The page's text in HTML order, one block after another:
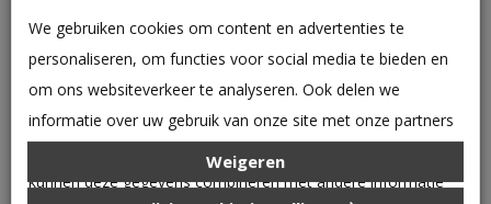
0 product(en) - €0,00
CATEGORIEËN
We gebruiken cookies om content en advertenties te
personaliseren, om functies voor social media te bieden en
om ons websiteverkeer te analyseren. Ook delen we
informatie over uw gebruik van onze site met onze partners
kunnen deze gegevens combineren met andere informatie
Weigeren